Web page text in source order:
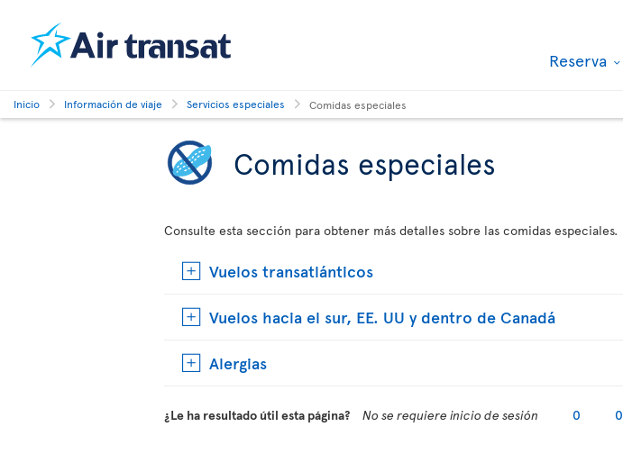
Reserva
Inicio Información de viaje Servicios especiales Comidas especiales
Comidas especiales
Consulte esta sección para obtener más detalles sobre las comidas especiales.
Vuelos transatlánticos
Vuelos hacia el sur, EE. UU y dentro de Canadá
Alergias
¿Le ha resultado útil esta página? No se requiere inicio de sesión 0 0